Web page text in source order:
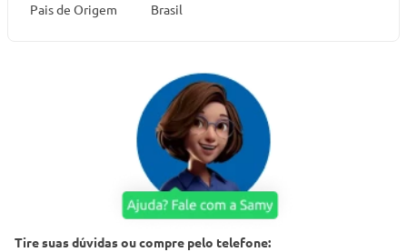
Pais de Origem Brasil
Tire suas dúvidas ou compre pelo telefone: